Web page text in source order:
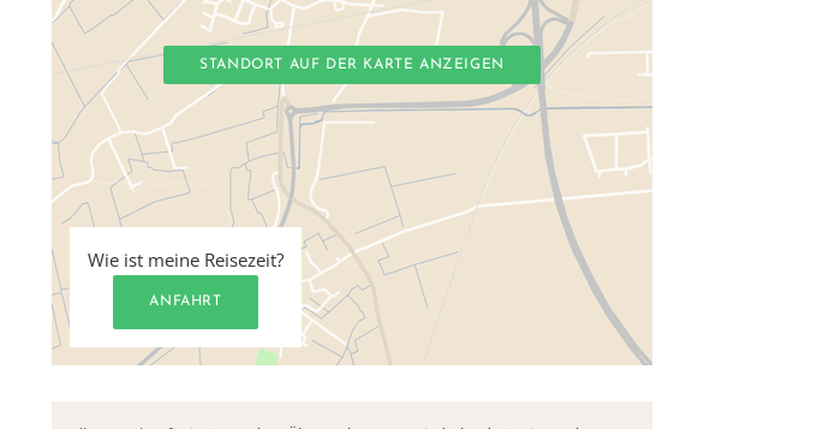
STANDORT AUF DER KARTE ANZEIGEN
Wie ist meine Reisezeit?
ANFAHRT